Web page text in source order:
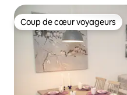
Coup de cœur voyageurs
Coup de cœur voyageurs